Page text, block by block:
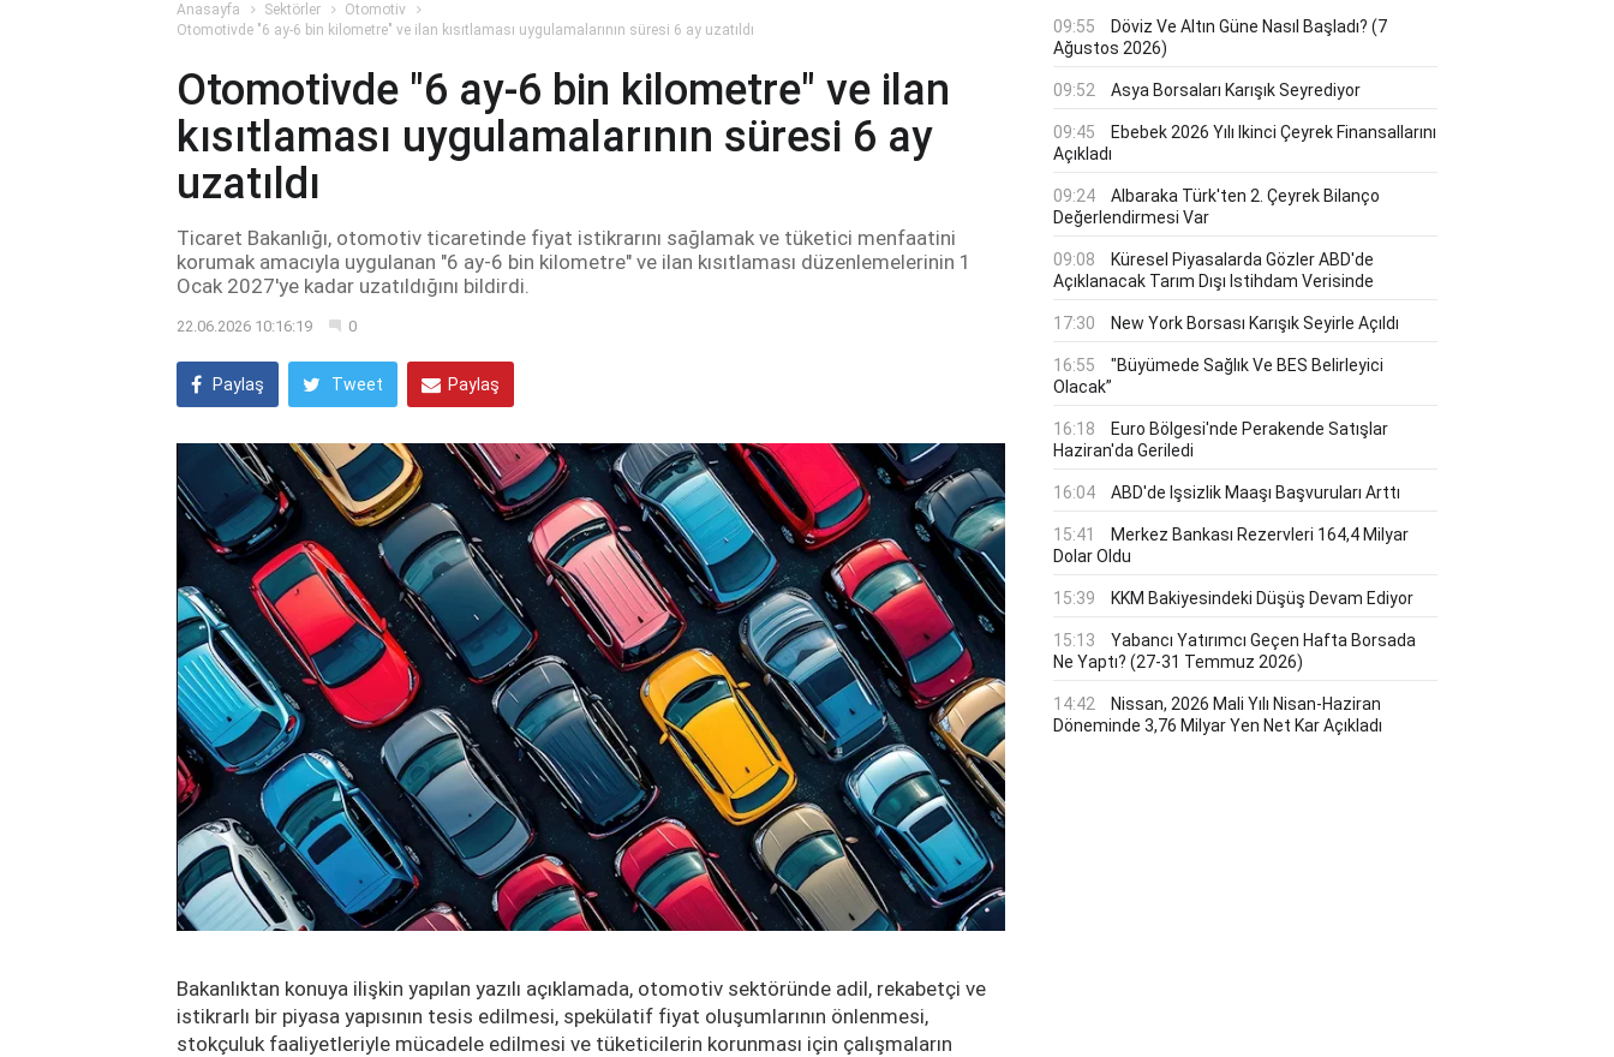
Anasayfa Sektörler
Otomotiv
Otomotivde "6 ay-6 bin kilometre" ve ilan kısıtlaması uygulamalarının süresi 6 ay uzatıldı
Otomotivde "6 ay-6 bin kilometre" ve ilan
kısıtlaması uygulamalarının süresi 6 ay
uzatıldı
Ticaret Bakanlığı, otomotiv ticaretinde fiyat istikrarını sağlamak ve tüketici menfaatini
korumak amacıyla uygulanan "6 ay-6 bin kilometre" ve ilan kısıtlaması düzenlemelerinin 1
Ocak 2027'ye kadar uzatıldığını bildirdi.
22.06.2026 10:16:19 0
Paylaş Tweet Paylaş
Bakanlıktan konuya ilişkin yapılan yazılı açıklamada, otomotiv sektöründe adil, rekabetçi ve
istikrarlı bir piyasa yapısının tesis edilmesi, spekülatif fiyat oluşumlarının önlenmesi,
stokçuluk faaliyetleriyle mücadele edilmesi ve tüketicilerin korunması için çalışmaların
09:55
Döviz Ve Altın Güne Nasıl Başladı? (7
Ağustos 2026)
09:52 Asya Borsaları Karışık Seyrediyor
09:45
Ebebek 2026 Yılı Ikinci Çeyrek Finansallarını
Açıkladı
09:24
Albaraka Türk'ten 2. Çeyrek Bilanço
Değerlendirmesi Var
09:08
Küresel Piyasalarda Gözler ABD'de
Açıklanacak Tarım Dışı Istihdam Verisinde
17:30 New York Borsası Karışık Seyirle Açıldı
16:55
"Büyümede Sağlık Ve BES Belirleyici
Olacak”
16:18
Euro Bölgesi'nde Perakende Satışlar
Haziran'da Geriledi
16:04 ABD'de Işsizlik Maaşı Başvuruları Arttı
15:41
Merkez Bankası Rezervleri 164,4 Milyar
Dolar Oldu
15:39 KKM Bakiyesindeki Düşüş Devam Ediyor
15:13
Yabancı Yatırımcı Geçen Hafta Borsada
Ne Yaptı? (27-31 Temmuz 2026)
14:42
Nissan, 2026 Mali Yılı Nisan-Haziran
Döneminde 3,76 Milyar Yen Net Kar Açıkladı